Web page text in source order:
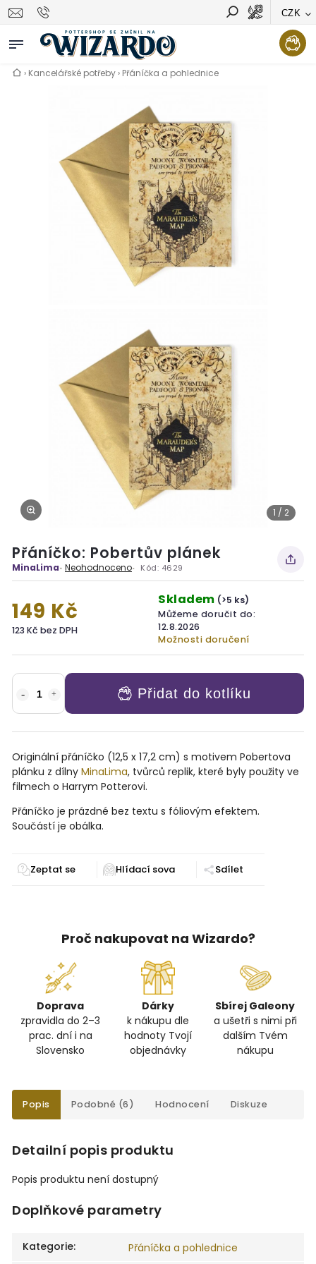
CZK
Vyhledávání Hledat
› Kancelářské potřeby › Přáníčka a pohlednice
1 / 2
Přáníčko: Pobertův plánek
MinaLima Neohodnoceno Kód: 4629
149 Kč
123 Kč bez DPH
Skladem (>5 ks)
Můžeme doručit do:
12.8.2026
Možnosti doručení
Přidat do kotlíku
Originální přáníčko (12,5 x 17,2 cm) s motivem Pobertova
plánku z dílny MinaLima, tvůrců replik, které byly použity ve
filmech o Harrym Potterovi.
Přáníčko je prázdné bez textu s fóliovým efektem.
Součástí je obálka.
Zeptat se Sdílet
Proč nakupovat na Wizardo?
Doprava
zpravidla do 2–3
prac. dní i na
Slovensko
Dárky
k nákupu dle
hodnoty Tvojí
objednávky
Sbírej Galeony
a ušetři s nimi při
dalším Tvém
nákupu
Popis Podobné (6) Hodnocení Diskuze
Detailní popis produktu
Popis produktu není dostupný
Doplňkové parametry
Kategorie: Přáníčka a pohlednice